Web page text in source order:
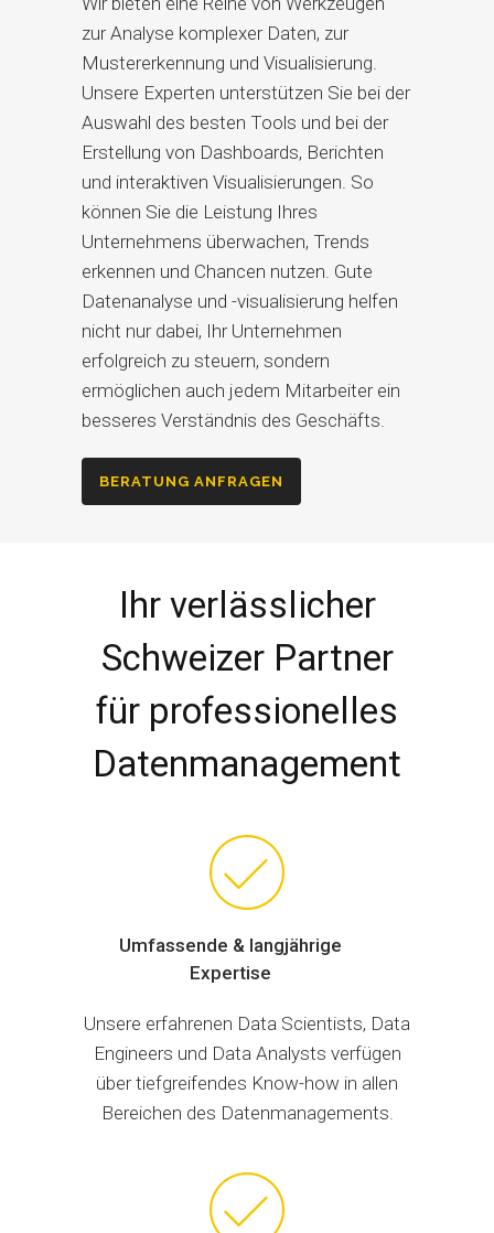
zur Analyse komplexer Daten, zur
Mustererkennung und Visualisierung.
Unsere Experten unterstützen Sie bei der
Auswahl des besten Tools und bei der
Erstellung von Dashboards, Berichten
und interaktiven Visualisierungen. So
können Sie die Leistung Ihres
Unternehmens überwachen, Trends
erkennen und Chancen nutzen. Gute
Datenanalyse und -visualisierung helfen
nicht nur dabei, Ihr Unternehmen
erfolgreich zu steuern, sondern
ermöglichen auch jedem Mitarbeiter ein
besseres Verständnis des Geschäfts.
BERATUNG ANFRAGEN
Ihr verlässlicher
Schweizer Partner
für professionelles
Datenmanagement
Umfassende & langjährige
Expertise
Unsere erfahrenen Data Scientists, Data
Engineers und Data Analysts verfügen
über tiefgreifendes Know-how in allen
Bereichen des Datenmanagements.